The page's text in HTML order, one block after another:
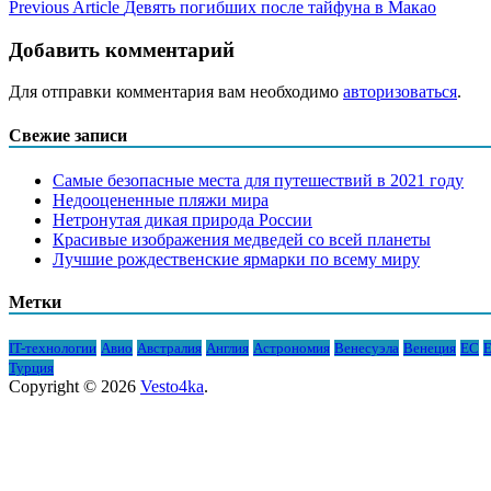
Previous Article Девять погибших после тайфуна в Макао
Добавить комментарий
Для отправки комментария вам необходимо авторизоваться.
Свежие записи
Самые безопасные места для путешествий в 2021 году
Недооцененные пляжи мира
Нетронутая дикая природа России
Красивые изображения медведей со всей планеты
Лучшие рождественские ярмарки по всему миру
Метки
IT-технологии Авио Австралия Англия Астрономия Венесуэла Венеция ЕС
Турция
Copyright © 2026 Vesto4ka.